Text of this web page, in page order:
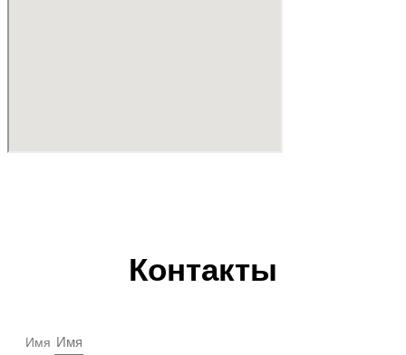
Контакты
Имя